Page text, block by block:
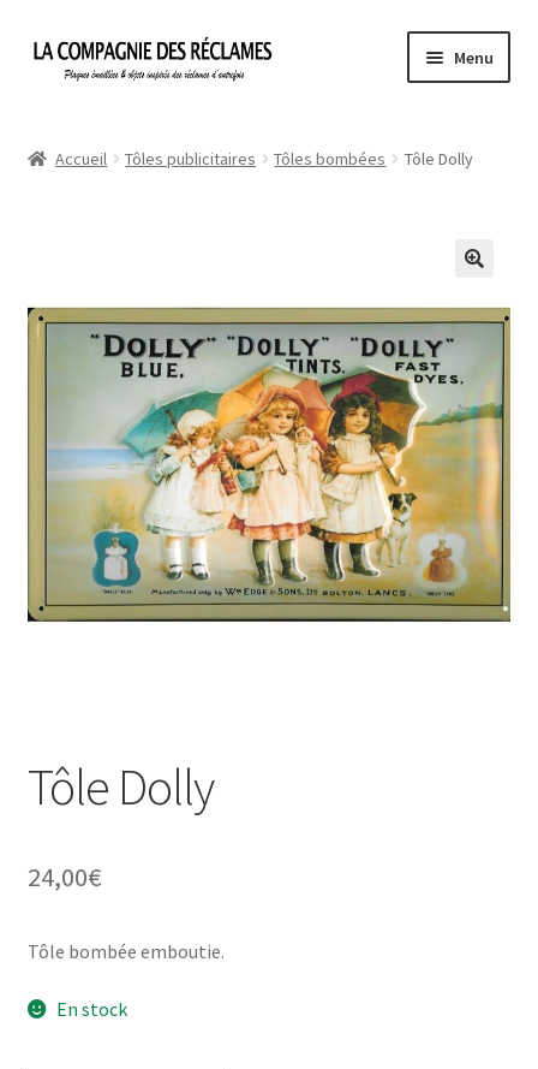
Aller
Aller
Menu
Ma Commande
Mon compte
Mon Panier
Politique de confidentialité
Une histoire de plaques émaillées
Accueil Tôles publicitaires Tôles bombées Tôle Dolly
Tôle Dolly
24,00€
Tôle bombée emboutie.
En stock